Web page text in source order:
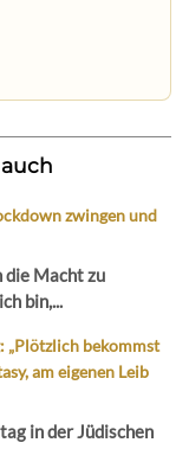
zwingen und
die Macht zu
bin,...
„Plötzlich bekommst
am eigenen Leib
in der Jüdischen